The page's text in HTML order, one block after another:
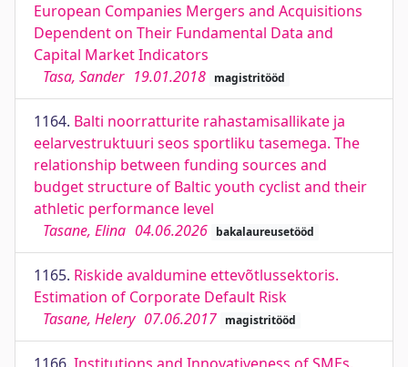
European Companies Mergers and Acquisitions
Dependent on Their Fundamental Data and
Capital Market Indicators
Tasa, Sander 19.01.2018 magistritööd
1164. Balti noorratturite rahastamisallikate ja
eelarvestruktuuri seos sportliku tasemega. The
relationship between funding sources and
budget structure of Baltic youth cyclist and their
athletic performance level
Tasane, Elina 04.06.2026 bakalaureusetööd
1165. Riskide avaldumine ettevõtlussektoris.
Estimation of Corporate Default Risk
Tasane, Helery 07.06.2017 magistritööd